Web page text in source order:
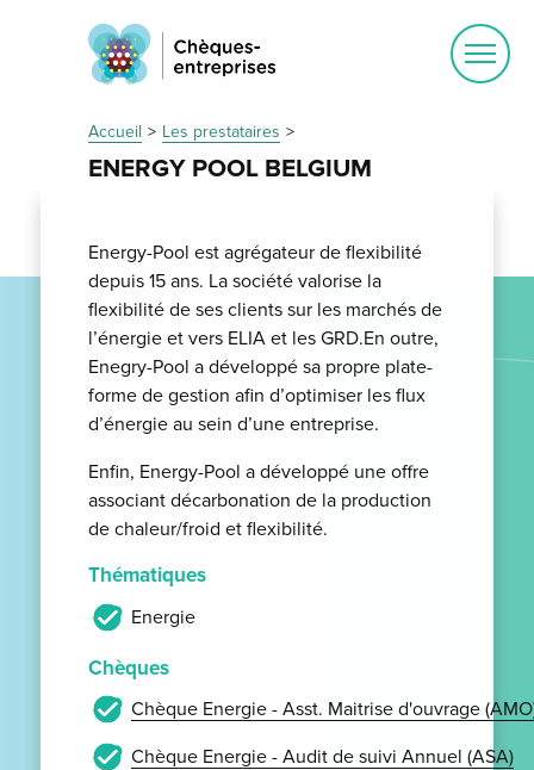
Accueil Les prestataires
ENERGY POOL BELGIUM
Energy-Pool est agrégateur de flexibilité
depuis 15 ans. La société valorise la
flexibilité de ses clients sur les marchés de
l’énergie et vers ELIA et les GRD.En outre,
Enegry-Pool a développé sa propre plate-
forme de gestion afin d’optimiser les flux
d’énergie au sein d’une entreprise.
Enfin, Energy-Pool a développé une offre
associant décarbonation de la production
de chaleur/froid et flexibilité.
Thématiques
Energie
Chèques
Chèque Energie - Asst. Maitrise d'ouvrage
Chèque Energie - Audit de suivi Annuel (ASA)
Ouvrir
le